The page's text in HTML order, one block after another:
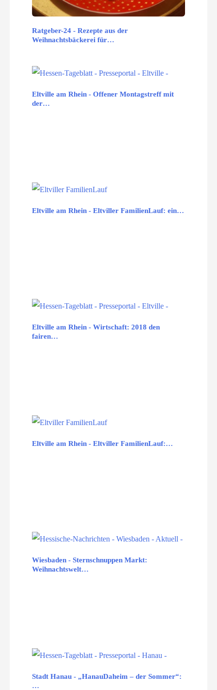
Ratgeber-24 - Rezepte aus der
Weihnachtsbäckerei für…
Eltville am Rhein - Offener Montagstreff mit
der…
Eltville am Rhein - Eltviller FamilienLauf: ein…
Eltville am Rhein - Wirtschaft: 2018 den
fairen…
Eltville am Rhein - Eltviller FamilienLauf:…
Wiesbaden - Sternschnuppen Markt:
Weihnachtswelt…
Stadt Hanau - „HanauDaheim – der Sommer“:
…